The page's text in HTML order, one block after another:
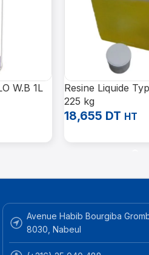
W.B 1L
Resine Liquide
225 kg
18,655 DT HT
Avenue Habib Bourgiba
8030, Nabeul